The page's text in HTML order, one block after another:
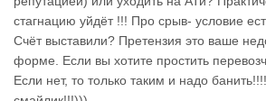
стагнацию уйдёт !!! Про срыв- условие
Счёт выставили? Претензия это ваше
форме. Если вы хотите простить
Если нет, то только таким и надо